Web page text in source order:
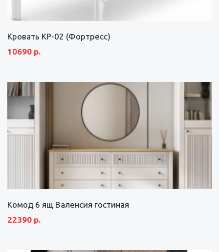
Кровать КР-02 (Фортресс)
10690 р.
Комод 6 ящ Валенсия гостиная
22390 р.